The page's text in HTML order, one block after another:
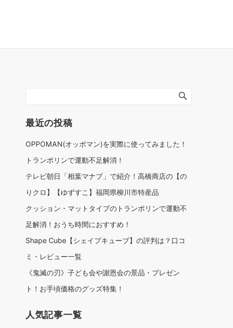
最近の投稿
OPPOMAN(オッポマン)を実際に使ってみました！
トランポリンで運動不足解消！
テレビ朝日「相葉マナブ」で紹介！高橋商店の【の
りクロ】【ゆずすこ】福岡県柳川市特産品
クッション・マットタイプのトランポリンで運動不
足解消！おうち時間におすすめ！
Shape Cube【シェイプキューブ】の評判は？口コ
ミ・レビュー一覧
《鬼滅の刃》子ども会や謝恩会の景品・プレゼン
ト！お手頃価格のグッズ特集！
人気記事一覧